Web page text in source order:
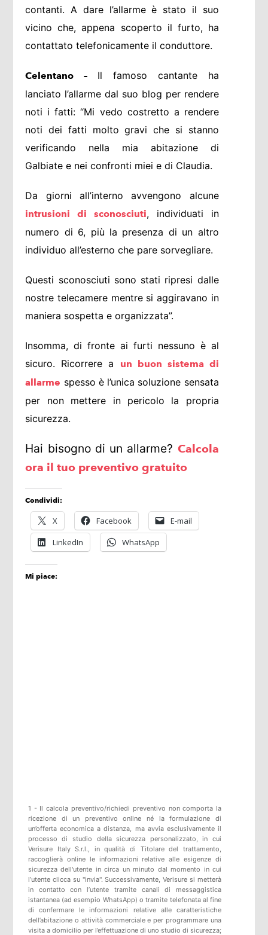
contanti. A dare l’allarme è stato il suo
vicino che, appena scoperto il furto, ha
contattato telefonicamente il conduttore.
Celentano – Il famoso cantante ha
lanciato l’allarme dal suo blog per rendere
noti i fatti: “Mi vedo costretto a rendere
noti dei fatti molto gravi che si stanno
verificando nella mia abitazione di
Galbiate e nei confronti miei e di Claudia.
Da giorni all’interno avvengono alcune
intrusioni di sconosciuti, individuati in
numero di 6, più la presenza di un altro
individuo all’esterno che pare sorvegliare.
Questi sconosciuti sono stati ripresi dalle
nostre telecamere mentre si aggiravano in
maniera sospetta e organizzata”.
Insomma, di fronte ai furti nessuno è al
sicuro. Ricorrere a
un buon sistema di
allarme spesso è l’unica soluzione sensata
per non mettere in pericolo la propria
sicurezza.
Hai bisogno di un allarme? Calcola
ora il tuo preventivo gratuito
Condividi:
X Facebook
E-mail
LinkedIn
WhatsApp
Mi piace:
1 - Il calcola preventivo/richiedi preventivo non comporta la
ricezione di un preventivo online né la formulazione di
un’offerta economica a distanza, ma avvia esclusivamente il
processo di studio della sicurezza personalizzato, in cui
Verisure Italy S.r.l., in qualità di Titolare del trattamento,
raccoglierà online le informazioni relative alle esigenze di
sicurezza dell'utente in circa un minuto dal momento in cui
l’utente clicca su "invia". Successivamente, Verisure si metterà
in contatto con l’utente tramite canali di messaggistica
istantanea (ad esempio WhatsApp) o tramite telefonata al fine
di confermare le informazioni relative alle caratteristiche
dell’abitazione o attività commerciale e per programmare una
visita a domicilio per l’effettuazione di uno studio di sicurezza;